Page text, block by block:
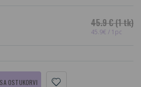
45.9 €(1 tk)
45.9€ / 1pc
OSTUKORVI